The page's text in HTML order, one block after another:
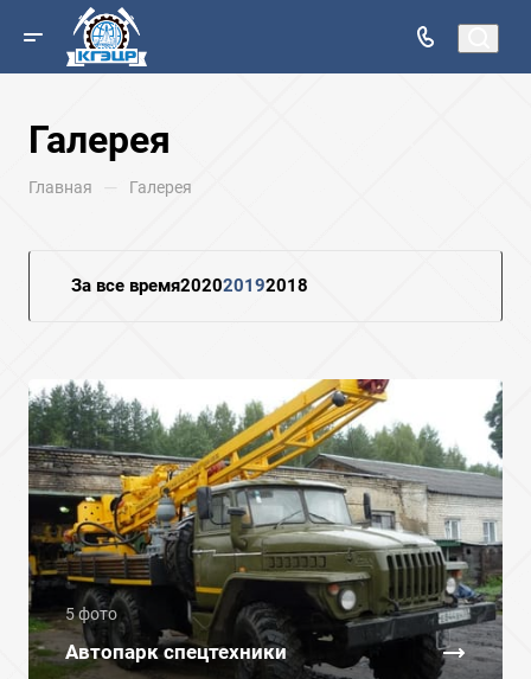
Галерея
Главная — Галерея
За все время202020192018
5 фото
Автопарк спецтехники